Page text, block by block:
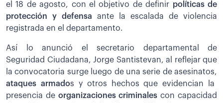
el 18 de agosto, con el objetivo de definir políticas de
protección y defensa ante la escalada de violencia
registrada en el departamento.
Así lo anunció el secretario departamental de
Seguridad Ciudadana, Jorge Santistevan, al reflejar que
la convocatoria surge luego de una serie de asesinatos,
ataques armados y otros hechos que evidencian la
presencia de organizaciones criminales con capacidad